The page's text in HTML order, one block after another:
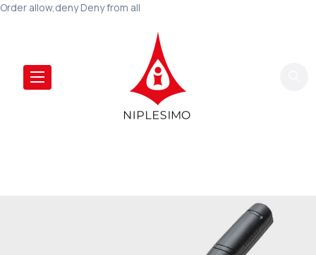
Order allow,deny Deny from all